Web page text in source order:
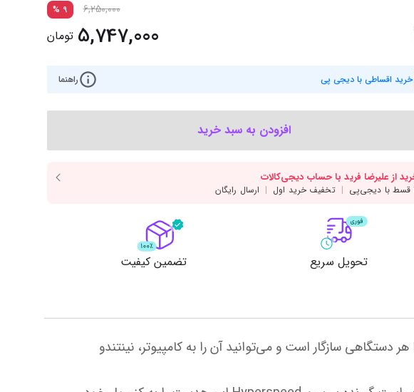
کابل‌ها
مادربرد
6,250,000
9
%
5,747,000 تومان
خرید اقساطی با دیجی پی راهنما
افزودن به سبد خرید
تحویل سریع تضمین کیفیت